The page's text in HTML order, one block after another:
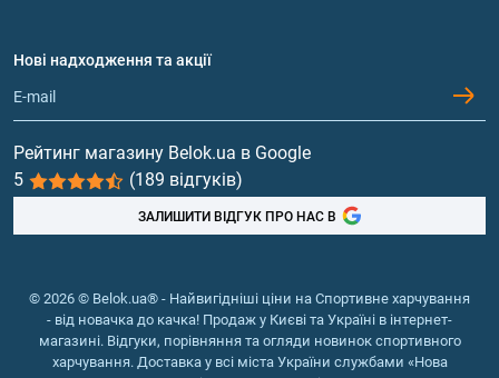
адреноміметики
вироблення
адреналіну
пригнічують
Обмін та повернення
Протеїн
Гейнери
Вітаміни та мінерали
Риб'ячий жир, жирні кислоти
Нові надходження та акції
Рейтинг магазину Belok.ua в Google
5
(189 відгуків)
ЗАЛИШИТИ ВІДГУК ПРО НАС В
© 2026 © Belok.ua® - Найвигідніші ціни на Спортивне харчування
- від новачка до качка! Продаж у Києві та Україні в інтернет-
магазині. Відгуки, порівняння та огляди новинок спортивного
харчування. Доставка у всі міста України службами «Нова